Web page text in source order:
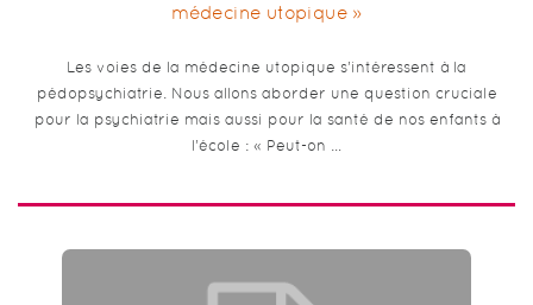
médecine utopique »
Les voies de la médecine utopique s’intéressent à la
pédopsychiatrie. Nous allons aborder une question cruciale
pour la psychiatrie mais aussi pour la santé de nos enfants à
l’école : « Peut-on …